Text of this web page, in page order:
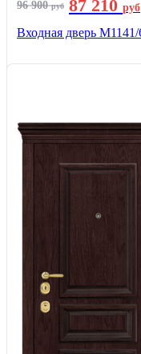
96 900руб 87 210 руб
Входная дверь